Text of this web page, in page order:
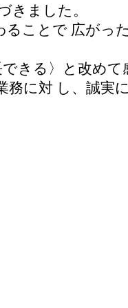
きました。
ことで 広がっ
きる〉と改めて
に対 し、誠実